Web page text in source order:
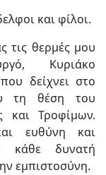
και φίλοι.
τις θερμές μου
Κυριάκο
δείχνει στο
τη θέση του
και Τροφίμων.
ευθύνη και
κάθε δυνατή
εμπιστοσύνη.